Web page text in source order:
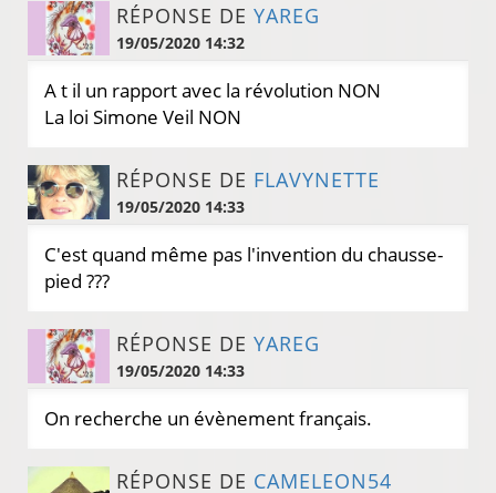
RÉPONSE DE YAREG
19/05/2020 14:32
A t il un rapport avec la révolution NON
La loi Simone Veil NON
RÉPONSE DE FLAVYNETTE
19/05/2020 14:33
C'est quand même pas l'invention du chausse-
pied ???
RÉPONSE DE YAREG
19/05/2020 14:33
On recherche un évènement français.
RÉPONSE DE CAMELEON54